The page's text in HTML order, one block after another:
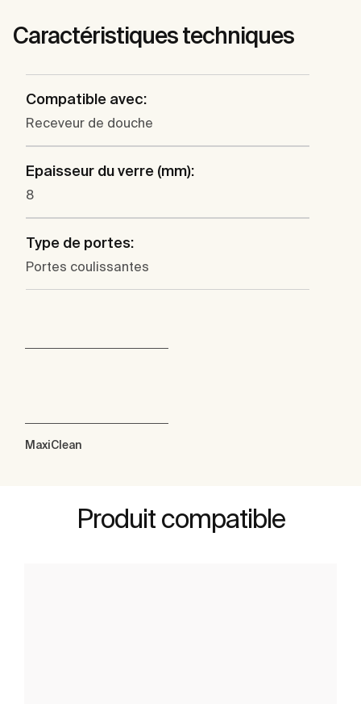
Caractéristiques techniques
Compatible avec:
Receveur de douche
Epaisseur du verre (mm):
8
Type de portes:
Portes coulissantes
MaxiClean
Produit compatible